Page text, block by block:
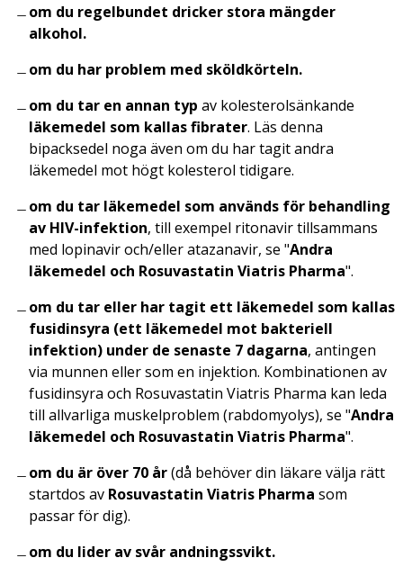
om du regelbundet dricker stora mängder
alkohol.
om du har problem med sköldkörteln.
om du tar en annan typ av kolesterolsänkande
läkemedel som kallas fibrater. Läs denna
bipacksedel noga även om du har tagit andra
läkemedel mot högt kolesterol tidigare.
om du tar läkemedel som används för behandling
av HIV-infektion, till exempel ritonavir tillsammans
med lopinavir och/eller atazanavir, se "Andra
läkemedel och Rosuvastatin Viatris Pharma".
om du tar eller har tagit ett läkemedel som kallas
fusidinsyra (ett läkemedel mot bakteriell
infektion) under de senaste 7 dagarna, antingen
via munnen eller som en injektion. Kombinationen av
fusidinsyra och Rosuvastatin Viatris Pharma kan leda
till allvarliga muskelproblem (rabdomyolys), se "Andra
läkemedel och Rosuvastatin Viatris Pharma".
om du är över 70 år(då behöver din läkare välja rätt
startdos av Rosuvastatin Viatris Pharma som
passar för dig).
om du lider av svår andningssvikt.